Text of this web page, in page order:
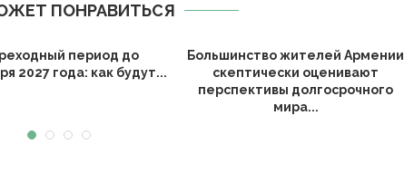
ПОНРАВИТЬСЯ
период до
2027 года: как будут...
Большинство жителей Армении
скептически оценивают
перспективы долгосрочного
мира...